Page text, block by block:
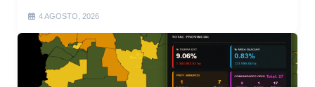
4 AGOSTO, 2026